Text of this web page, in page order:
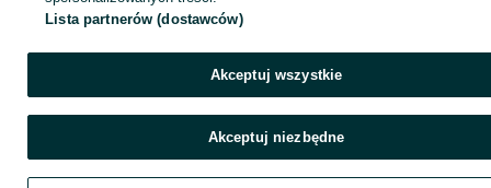
Lista partnerów (dostawców)
Akceptuj wszystkie
Akceptuj niezbędne